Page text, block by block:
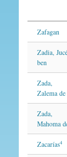
Zafagan
Zadia,
ben
Zada,
Zalema de
Zada,
Mahoma
Zacarías4